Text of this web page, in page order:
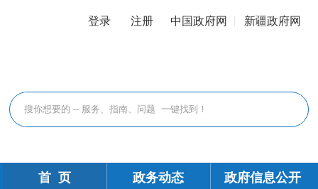
登录 注册 中国政府网 新疆政府网
首 页 政务动态 政府信息公开